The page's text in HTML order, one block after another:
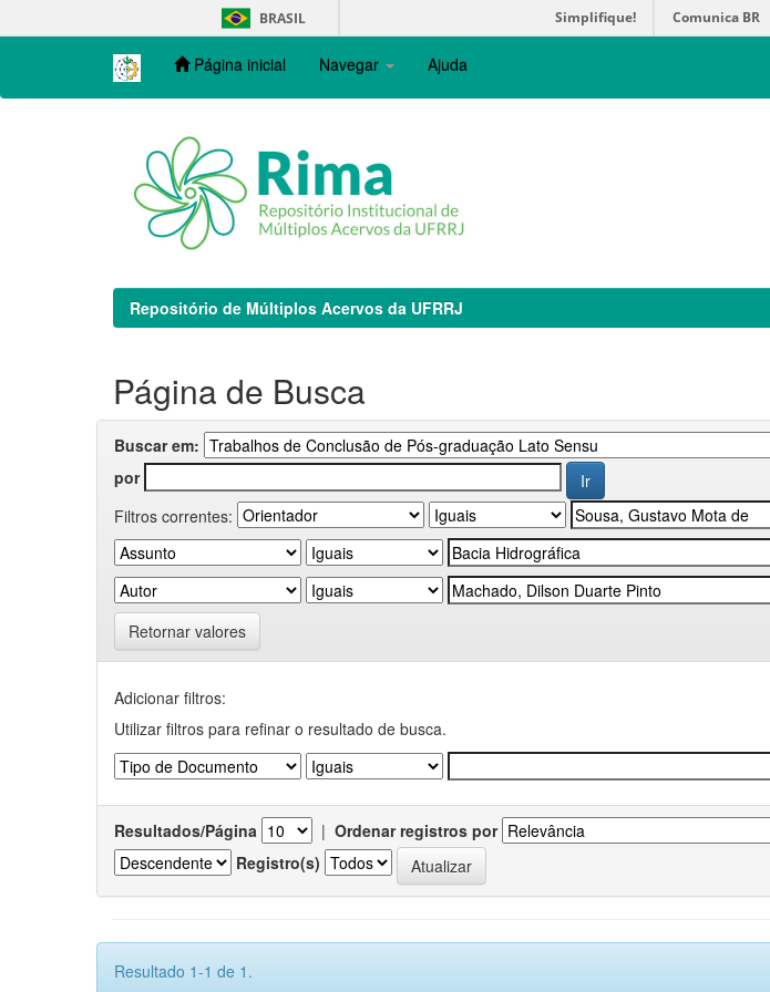
navigation
BRASIL Simplifique! Comunica BR
Página inicial Navegar Ajuda
Repositório de Múltiplos Acervos da UFRRJ
Página de Busca
Buscar em:
por
Filtros correntes:
Retornar valores
Adicionar filtros:
Utilizar filtros para refinar o resultado de busca.
Resultados/Página | Ordenar registros por
Registro(s)
Resultado 1-1 de 1.